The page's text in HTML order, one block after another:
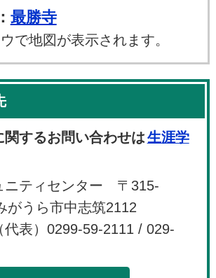
最勝寺
で地図が表示されます。
関するお問い合わせは生涯学
ニティセンター 〒315-
うら市中志筑2112
代表）0299-59-2111 / 029-